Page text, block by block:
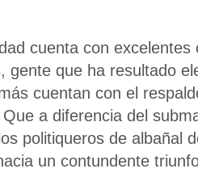
cuenta con
gente que ha resultado
cuentan con el
a diferencia del
politiqueros de albañal
un contundente